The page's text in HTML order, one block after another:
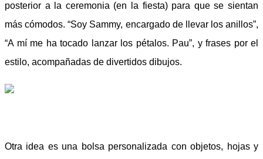
posterior a la ceremonia (en la fiesta) para que se sientan
más cómodos. “Soy Sammy, encargado de llevar los anillos”,
“A mí me ha tocado lanzar los pétalos. Pau”, y frases por el
estilo, acompañadas de divertidos dibujos.
Otra idea es una bolsa personalizada con objetos, hojas y